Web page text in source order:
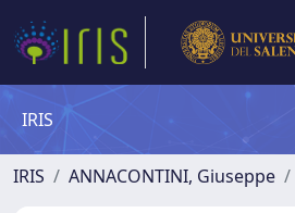
IRIS
IRIS ANNACONTINI, Giuseppe